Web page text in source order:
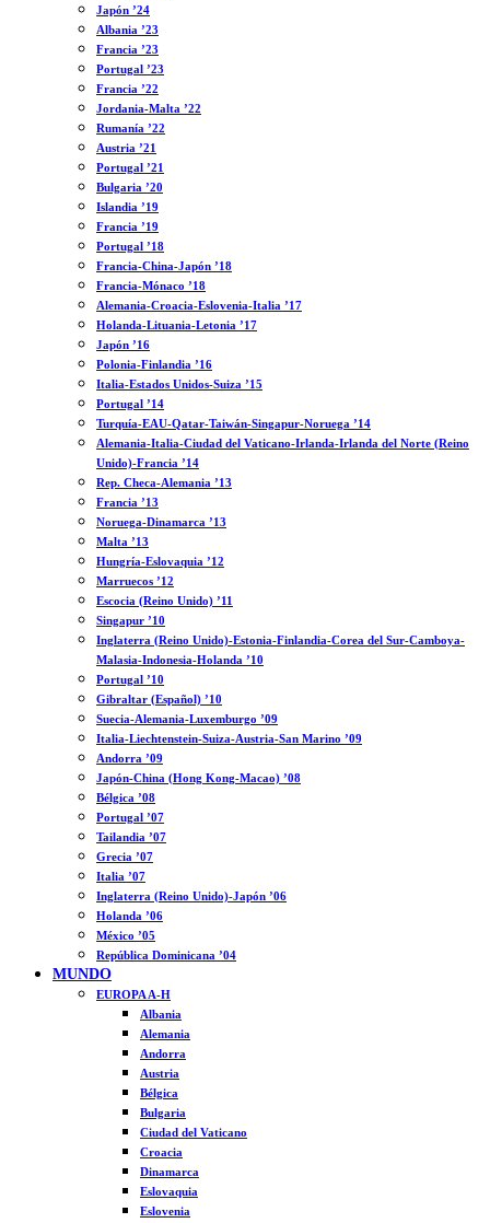
Japón ’24
Albania ’23
Francia ’23
Portugal ’23
Francia ’22
Jordania-Malta ’22
Rumanía ’22
Austria ’21
Portugal ’21
Bulgaria ’20
Islandia ’19
Francia ’19
Portugal ’18
Francia-China-Japón ’18
Francia-Mónaco ’18
Alemania-Croacia-Eslovenia-Italia ’17
Holanda-Lituania-Letonia ’17
Japón ’16
Polonia-Finlandia ’16
Italia-Estados Unidos-Suiza ’15
Portugal ’14
Turquía-EAU-Qatar-Taiwán-Singapur-Noruega ’14
Alemania-Italia-Ciudad del Vaticano-Irlanda-Irlanda del Norte (Reino
Unido)-Francia ’14
Rep. Checa-Alemania ’13
Francia ’13
Noruega-Dinamarca ’13
Malta ’13
Hungría-Eslovaquia ’12
Marruecos ’12
Escocia (Reino Unido) ’11
Singapur ’10
Inglaterra (Reino Unido)-Estonia-Finlandia-Corea del Sur-Camboya-
Malasia-Indonesia-Holanda ’10
Portugal ’10
Gibraltar (Español) ’10
Suecia-Alemania-Luxemburgo ’09
Italia-Liechtenstein-Suiza-Austria-San Marino ’09
Andorra ’09
Japón-China (Hong Kong-Macao) ’08
Bélgica ’08
Portugal ’07
Tailandia ’07
Grecia ’07
Italia ’07
Inglaterra (Reino Unido)-Japón ’06
Holanda ’06
México ’05
República Dominicana ’04
MUNDO
EUROPA A-H
Albania
Alemania
Andorra
Austria
Bélgica
Bulgaria
Ciudad del Vaticano
Croacia
Dinamarca
Eslovaquia
Eslovenia